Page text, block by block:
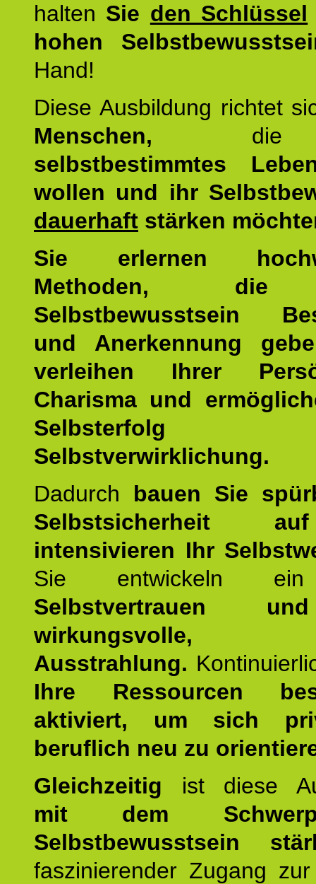
halten Sie den Schlüssel
hohen
Hand!
Diese Ausbildung richtet
Menschen,
selbstbestimmtes
wollen und ihr
dauerhaft stärken
Sie erlernen
Methoden, die
Selbstbewusstsein
und Anerkennung
verleihen Ihrer
Charisma und
Selbstverwirklichung.
Dadurch bauen Sie
Selbstsicherheit
intensivieren Ihr
Sie entwickeln ein
Selbstvertrauen
wirkungsvolle,
Ausstrahlung.
Ihre Ressourcen
aktiviert, um sich
beruflich neu zu
Gleichzeitig ist diese
mit dem
Selbstbewusstsein
faszinierender Zugang